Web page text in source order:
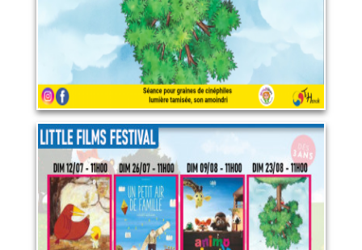
LIRE PLUS
Programme "Little films
festival"
23 août 2026
LIRE PLUS